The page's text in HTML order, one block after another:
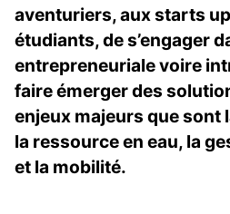
aventuriers, aux starts
étudiants, de s’engager
entrepreneuriale voire
faire émerger des
enjeux majeurs que sont
la ressource en eau, la
et la mobilité.